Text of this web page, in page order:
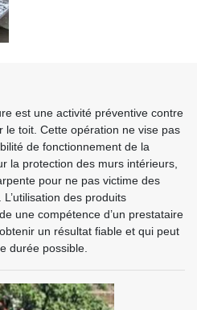
est une activité préventive contre
le toit. Cette opération ne vise pas
de fonctionnement de la
la protection des murs intérieurs,
pour ne pas victime des
des produits
une compétence d’un prestataire
un résultat fiable et qui peut
durée possible.